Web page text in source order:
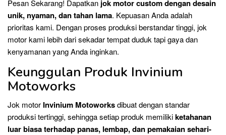
Pesan Sekarang! Dapatkan jok motor custom dengan desain
unik, nyaman, dan tahan lama. Kepuasan Anda adalah
prioritas kami. Dengan proses produksi berstandar tinggi, jok
motor kami lebih dari sekadar tempat duduk tapi gaya dan
kenyamanan yang Anda inginkan.
Keunggulan Produk Invinium
Motoworks
Jok motor Invinium Motoworksdibuat dengan standar
produksi tertinggi, sehingga setiap produk memilikiketahanan
luar biasa terhadap panas, lembap, dan pemakaian sehari-